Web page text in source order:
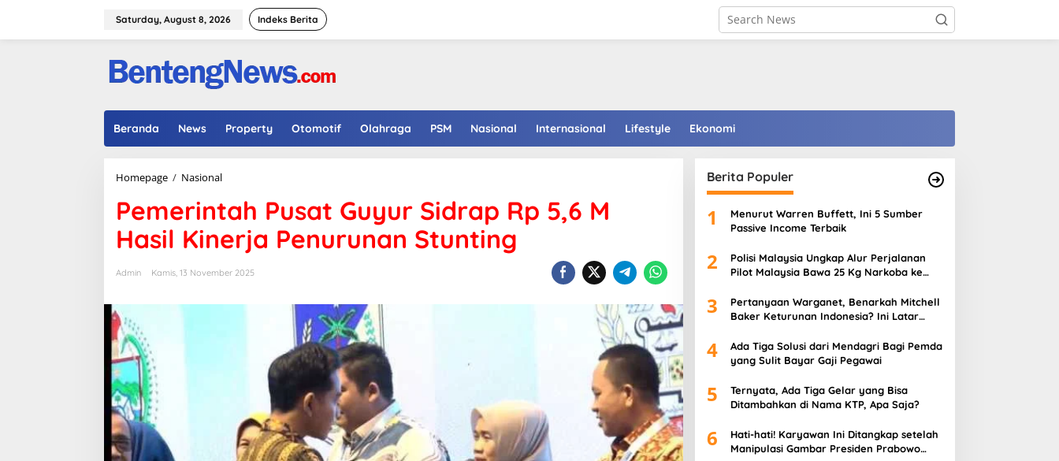
Saturday, August 8, 2026 Indeks Berita
Beranda News Property Otomotif Olahraga PSM Nasional Internasional Lifestyle Ekonomi
Homepage / NasionalPemerintah
Guyur
Sidrap
Rp
5,6
Hasil
Penurunan
Pemerintah Pusat Guyur Sidrap Rp 5,6 M
Hasil Kinerja Penurunan Stunting
Admin Kamis, 13 November 2025
Berita Populer
1
Menurut Warren Buffett, Ini 5 Sumber
Passive Income Terbaik
2
Polisi Malaysia Ungkap Alur Perjalanan
Pilot Malaysia Bawa 25 Kg Narkoba ke
3
Pertanyaan Warganet, Benarkah Mitchell
Baker Keturunan Indonesia? Ini Latar
4
Ada Tiga Solusi dari Mendagri Bagi Pemda
yang Sulit Bayar Gaji Pegawai
5
Ternyata, Ada Tiga Gelar yang Bisa
Ditambahkan di Nama KTP, Apa Saja?
6
Hati-hati! Karyawan Ini Ditangkap setelah
Manipulasi Gambar Presiden Prabowo